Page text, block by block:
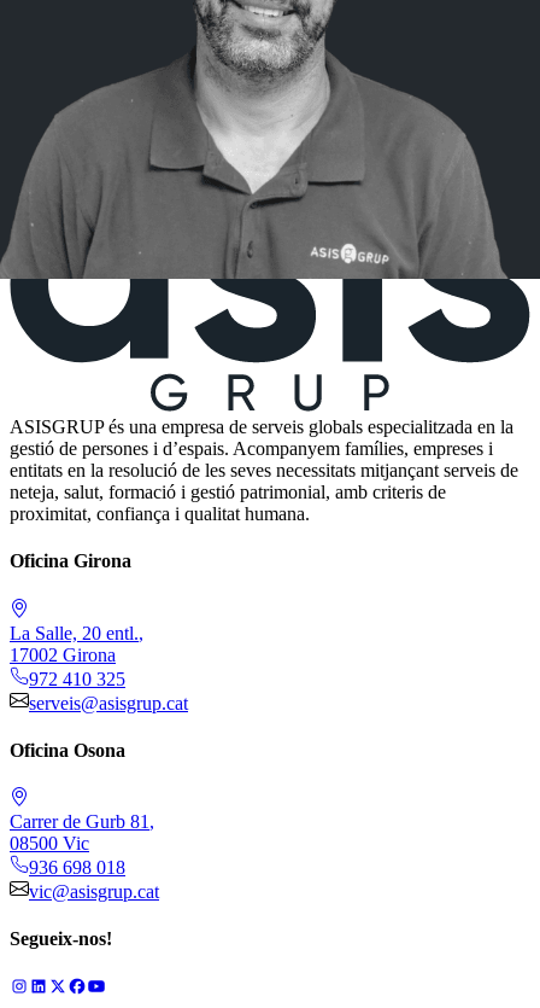
ASISGRUP és una empresa de serveis globals especialitzada en la
gestió de persones i d’espais. Acompanyem famílies, empreses i
entitats en la resolució de les seves necessitats mitjançant serveis de
neteja, salut, formació i gestió patrimonial, amb criteris de
proximitat, confiança i qualitat humana.
Oficina Girona
La Salle, 20 entl.,
17002 Girona
972 410 325
serveis@asisgrup.cat
Oficina Osona
Carrer de Gurb 81 ,
08500 Vic
936 698 018
vic@asisgrup.cat
Segueix-nos!